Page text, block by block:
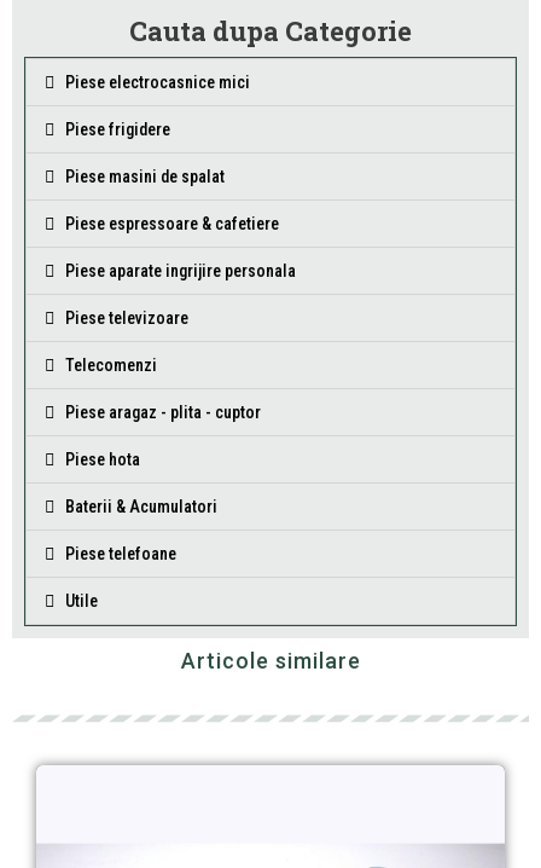
Cauta dupa Categorie
Piese electrocasnice mici
Piese frigidere
Piese masini de spalat
Piese espressoare & cafetiere
Piese aparate ingrijire personala
Piese televizoare
Telecomenzi
Piese aragaz - plita - cuptor
Piese hota
Baterii & Acumulatori
Piese telefoane
Utile
Articole similare